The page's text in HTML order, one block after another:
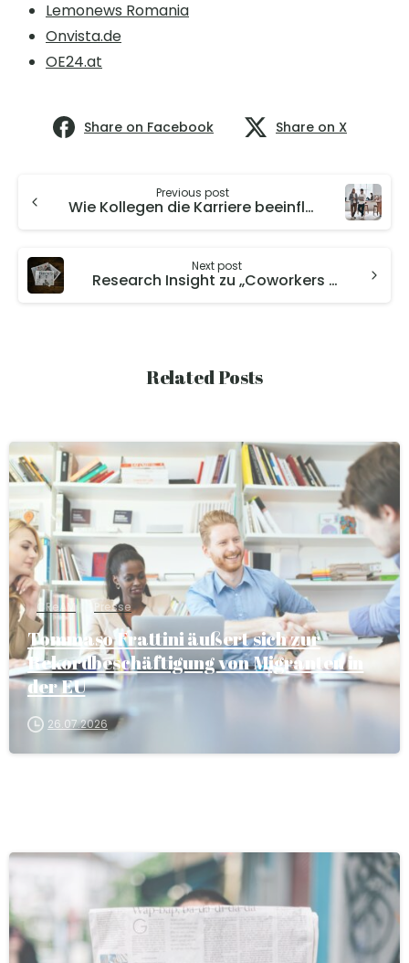
Lemonews Romania
Onvista.de
OE24.at
Share on Facebook Share on X
Previous post
Wie Kollegen die Karriere beeinflussen: Lernen und Wettbewerb ziehen in entgegengesetzte Richtungen
Next post
Research Insight zu „Coworkers and Careers“ in deutschen Medien aufgegriffen
Related Posts
CReAM Presse
Tommaso Frattini äußert sich zur
Rekordbeschäftigung von Migranten in
der EU
26.07.2026